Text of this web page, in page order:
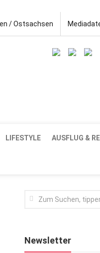
/ Ostsachsen
LIFESTYLE AUSFLUG &
Newsletter